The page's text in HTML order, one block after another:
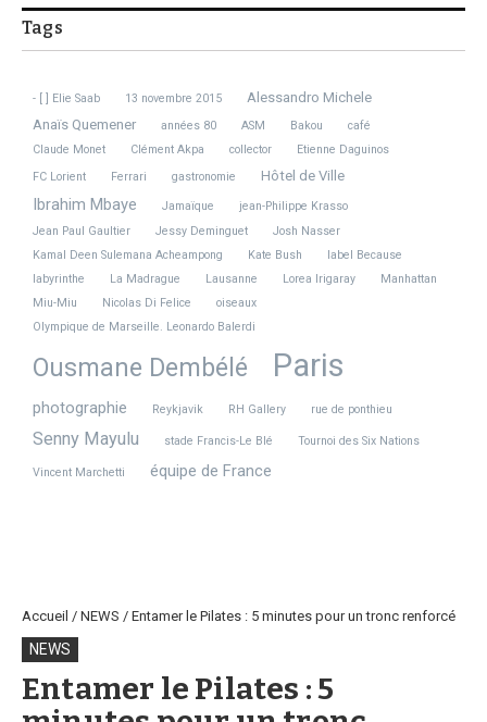
Tags
- [ ] Elie Saab 13 novembre 2015
Alessandro Michele
Anaïs Quemener
années 80 ASM Bakou
café
Claude Monet
Clément Akpa collector
Etienne Daguinos
FC Lorient
Ferrari gastronomie Hôtel de Ville
Ibrahim Mbaye Jamaïque
jean-Philippe Krasso
Jean Paul Gaultier
Jessy Deminguet
Josh Nasser
Kamal Deen Sulemana Acheampong
Kate Bush
label Because
labyrinthe
La Madrague Lausanne Lorea Irigaray
Manhattan
Miu-Miu
Nicolas Di Felice
oiseaux
Olympique de Marseille. Leonardo Balerdi
Ousmane Dembélé Paris
photographie Reykjavik RH Gallery rue de ponthieu
Senny Mayulu stade Francis-Le Blé Tournoi des Six Nations
Vincent Marchetti équipe de France
Accueil / NEWS / Entamer le Pilates : 5 minutes pour un tronc renforcé
NEWS
Entamer le Pilates : 5